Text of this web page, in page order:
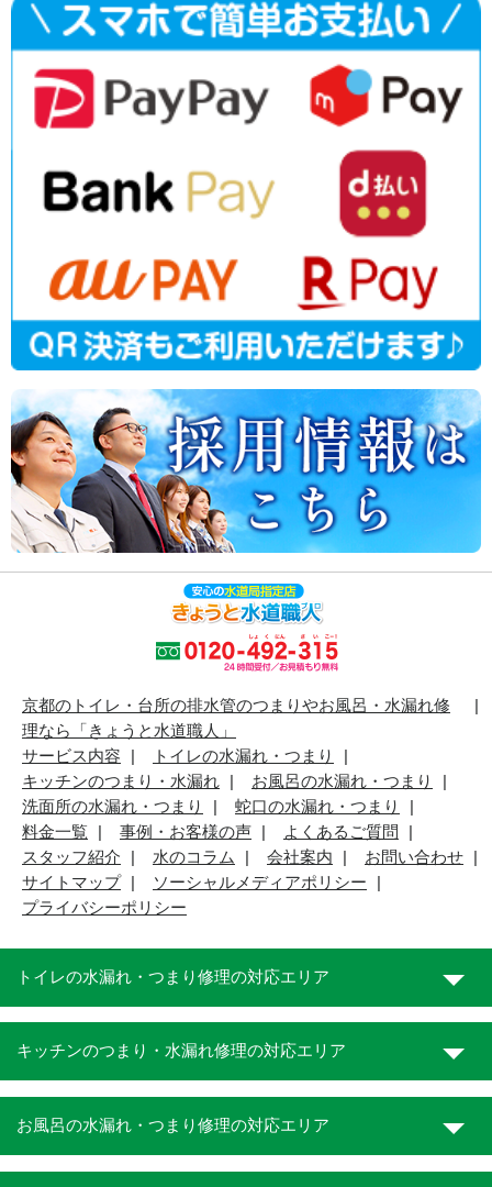
京都のトイレ・台所の排水管のつまりやお風呂・水漏れ修
理なら「きょうと水道職人」
サービス内容
トイレの水漏れ・つまり
キッチンのつまり・水漏れ
お風呂の水漏れ・つまり
洗面所の水漏れ・つまり
蛇口の水漏れ・つまり
料金一覧
事例・お客様の声
よくあるご質問
スタッフ紹介
水のコラム 会社案内
お問い合わせ
サイトマップ
ソーシャルメディアポリシー
プライバシーポリシー
トイレの水漏れ・つまり修理の対応エリア
キッチンのつまり・水漏れ修理の対応エリア
お風呂の水漏れ・つまり修理の対応エリア